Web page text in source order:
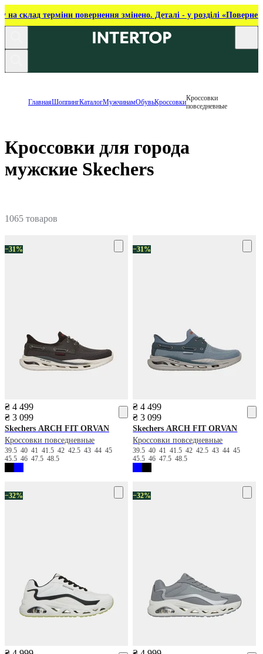
на склад терміни повернення змінено. Деталі - у розділі
ГлавнаяШоппингКаталогМужчинамОбувьКроссовкиКроссовки
повседневные
Кроссовки для города
мужские Skechers
1065 товаров
−31%
₴ 4 499
₴ 3 099
Skechers ARCH FIT ORVAN
Кроссовки повседневные
39.5 40 41 41.5 42 42.5 43 44 45
45.5 46 47.5 48.5
−31%
₴ 4 499
₴ 3 099
Skechers ARCH FIT ORVAN
Кроссовки повседневные
39.5404141.54242.5434445
45.54647.548.5
−32% −32%